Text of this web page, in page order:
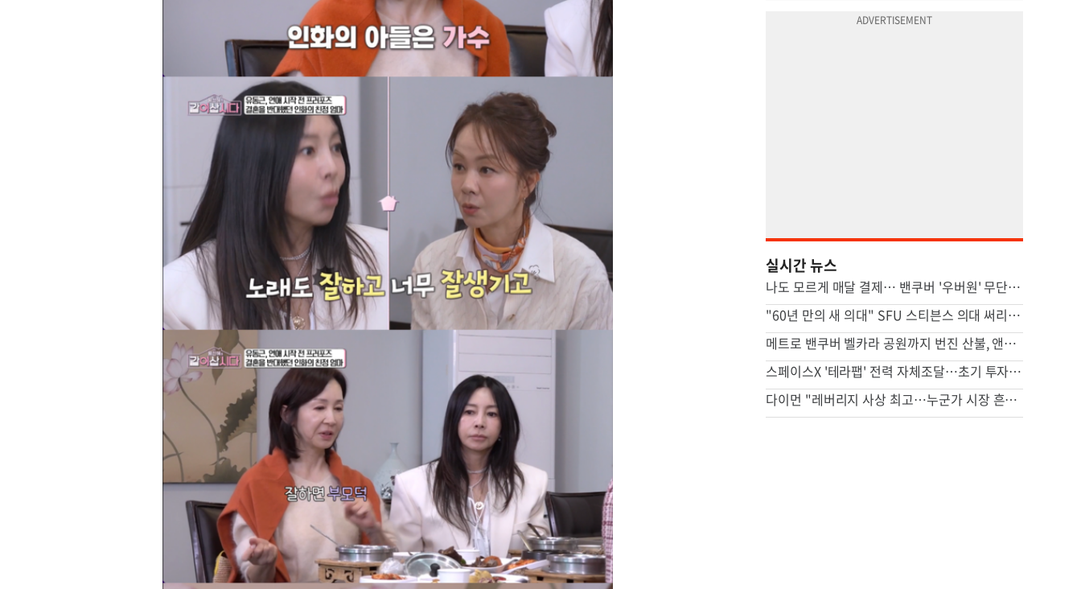
실시간 뉴스
나도 모르게 매달 결제… 밴쿠버 '우버원' 무단 가입 논란
"60년 만의 새 의대" SFU 스티븐스 의대 써리서 첫발
메트로 밴쿠버 벨카라 공원까지 번진 산불, 앤모어 주민 대피
스페이스X '테라팹' 전력 자체조달…초기 투자 24조원
다이먼 "레버리지 사상 최고…누군가 시장 흔들 위험"